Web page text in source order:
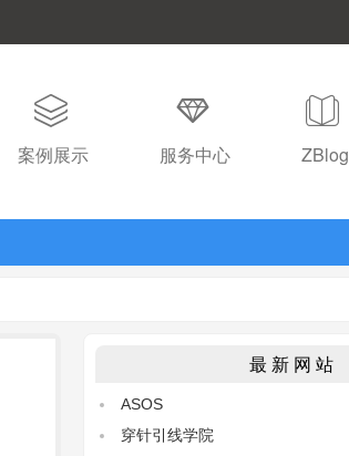
案例展示 服务中心 ZBlog
最新网站
ASOS
穿针引线学院